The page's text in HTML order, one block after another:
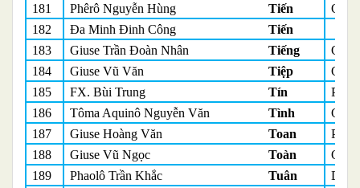
181
Phêrô Nguyễn Hùng Tiến
182
Đa Minh Đinh Công
Tiến
183
Giuse Trần Đoàn Nhân Tiếng
184
Giuse Vũ Văn Tiệp
185
FX. Bùi Trung Tín
Phó
186
Tôma Aquinô Nguyễn Văn Tình
187
Giuse Hoàng Văn Toan
Phó
188
Giuse Vũ Ngọc Toàn
189
Phaolô Trần Khắc Tuân
Du